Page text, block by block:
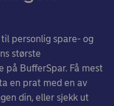
personlig spare- og
største
BufferSpar. Få mest
en prat med en av
din, eller sjekk ut